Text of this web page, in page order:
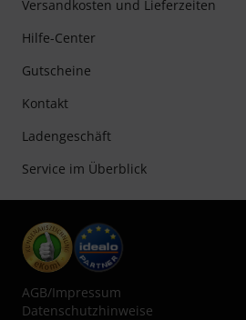
Versandkosten und Lieferzeiten
Hilfe-Center
Gutscheine
Kontakt
Ladengeschäft
Service im Überblick
AGB/Impressum
Datenschutzhinweise